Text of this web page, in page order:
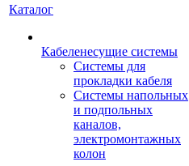
Каталог
Кабеленесущие системы
Системы для
прокладки кабеля
Системы напольных
и подпольных
каналов,
электромонтажных
колон